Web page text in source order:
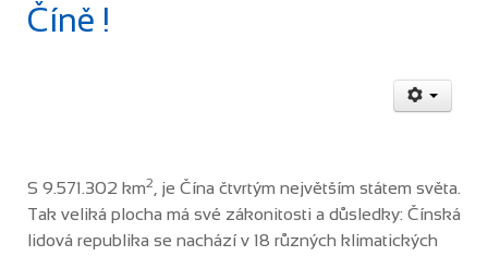
Číně !
S 9.571.302 km2
, je Čína čtvrtým největším státem světa.
Tak veliká plocha má své zákonitosti a důsledky: Čínská
lidová republika se nachází v 18 různých klimatických